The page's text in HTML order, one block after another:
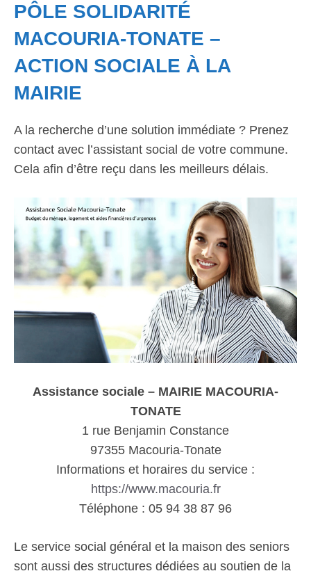
PÔLE SOLIDARITÉ
MACOURIA-TONATE –
ACTION SOCIALE À LA
MAIRIE
A la recherche d’une solution immédiate ? Prenez
contact avec l’assistant social de votre commune.
Cela afin d’être reçu dans les meilleurs délais.
Assistance sociale – MAIRIE MACOURIA-
TONATE
1 rue Benjamin Constance
97355 Macouria-Tonate
Informations et horaires du service :
https://www.macouria.fr
Téléphone : 05 94 38 87 96
Le service social général et la maison des seniors
sont aussi des structures dédiées au soutien de la